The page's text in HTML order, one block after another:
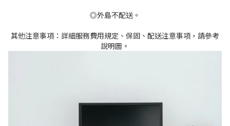
◎外島不配送。
其他注意事項：詳細服務費用規定、保固、配送注意事項，請參考
說明圖。